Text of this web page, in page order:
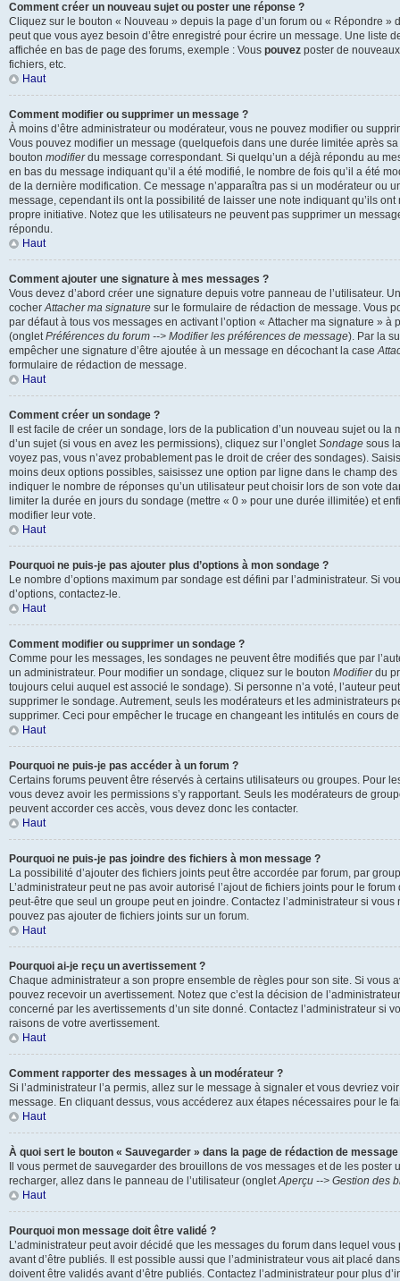
Comment créer un nouveau sujet ou poster une réponse ?
Cliquez sur le bouton « Nouveau » depuis la page d’un forum ou « Répondre »
peut que vous ayez besoin d’être enregistré pour écrire un message. Une liste
affichée en bas de page des forums, exemple : Vous pouvez poster de
fichiers, etc.
Haut
Comment modifier ou supprimer un message ?
À moins d’être administrateur ou modérateur, vous ne pouvez modifier ou
Vous pouvez modifier un message (quelquefois dans une durée limitée après
bouton modifierdu message correspondant. Si quelqu’un a déjà répondu au
en bas du message indiquant qu’il a été modifié, le nombre de fois qu’il a été
de la dernière modification. Ce message n’apparaîtra pas si un modérateur ou
message, cependant ils ont la possibilité de laisser une note indiquant qu’ils
propre initiative. Notez que les utilisateurs ne peuvent pas supprimer un
répondu.
Haut
Comment ajouter une signature à mes messages ?
Vous devez d’abord créer une signature depuis votre panneau de l’utilisateur.
cocherAttacher ma signature sur le formulaire de rédaction de message. Vous
par défaut à tous vos messages en activant l’option « Attacher ma signature » à
(ongletPréférences du forum --> Modifier les préférences de message). Par la
empêcher une signature d’être ajoutée à un message en décochant la case
formulaire de rédaction de message.
Haut
Comment créer un sondage ?
Il est facile de créer un sondage, lors de la publication d’un nouveau sujet ou
d’un sujet (si vous en avez les permissions), cliquez sur l’ongletSondage sous
voyez pas, vous n’avez probablement pas le droit de créer des sondages).
moins deux options possibles, saisissez une option par ligne dans le champ
indiquer le nombre de réponses qu’un utilisateur peut choisir lors de son vote
limiter la durée en jours du sondage (mettre « 0 » pour une durée illimitée) et
modifier leur vote.
Haut
Pourquoi ne puis-je pas ajouter plus d’options à mon sondage ?
Le nombre d’options maximum par sondage est défini par l’administrateur. Si
d’options, contactez-le.
Haut
Comment modifier ou supprimer un sondage ?
Comme pour les messages, les sondages ne peuvent être modifiés que par
un administrateur. Pour modifier un sondage, cliquez sur le bouton Modifierdu
toujours celui auquel est associé le sondage). Si personne n’a voté, l’auteur
supprimer le sondage. Autrement, seuls les modérateurs et les administrateurs
supprimer. Ceci pour empêcher le trucage en changeant les intitulés en cours
Haut
Pourquoi ne puis-je pas accéder à un forum ?
Certains forums peuvent être réservés à certains utilisateurs ou groupes. Pour
vous devez avoir les permissions s’y rapportant. Seuls les modérateurs de
peuvent accorder ces accès, vous devez donc les contacter.
Haut
Pourquoi ne puis-je pas joindre des fichiers à mon message ?
La possibilité d’ajouter des fichiers joints peut être accordée par forum, par
L’administrateur peut ne pas avoir autorisé l’ajout de fichiers joints pour le
peut-être que seul un groupe peut en joindre. Contactez l’administrateur si
pouvez pas ajouter de fichiers joints sur un forum.
Haut
Pourquoi ai-je reçu un avertissement ?
Chaque administrateur a son propre ensemble de règles pour son site. Si vous
pouvez recevoir un avertissement. Notez que c’est la décision de
concerné par les avertissements d’un site donné. Contactez l’administrateur si
raisons de votre avertissement.
Haut
Comment rapporter des messages à un modérateur ?
Si l’administrateur l’a permis, allez sur le message à signaler et vous devriez
message. En cliquant dessus, vous accéderez aux étapes nécessaires pour le
Haut
À quoi sert le bouton « Sauvegarder » dans la page de rédaction de message
Il vous permet de sauvegarder des brouillons de vos messages et de les poster
recharger, allez dans le panneau de l’utilisateur (ongletAperçu --> Gestion des
Haut
Pourquoi mon message doit être validé ?
L’administrateur peut avoir décidé que les messages du forum dans lequel vous
avant d’être publiés. Il est possible aussi que l’administrateur vous ait placé
doivent être validés avant d’être publiés. Contactez l’administrateur pour plus